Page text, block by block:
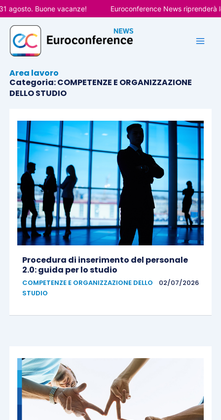
Vai
al
contenuto
Buone vacanze! Euroconference News riprenderà le
Area lavoro
Categoria: COMPETENZE E ORGANIZZAZIONE
DELLO STUDIO
Procedura di inserimento del personale
2.0: guida per lo studio
COMPETENZE E ORGANIZZAZIONE DELLO
STUDIO
02/07/2026